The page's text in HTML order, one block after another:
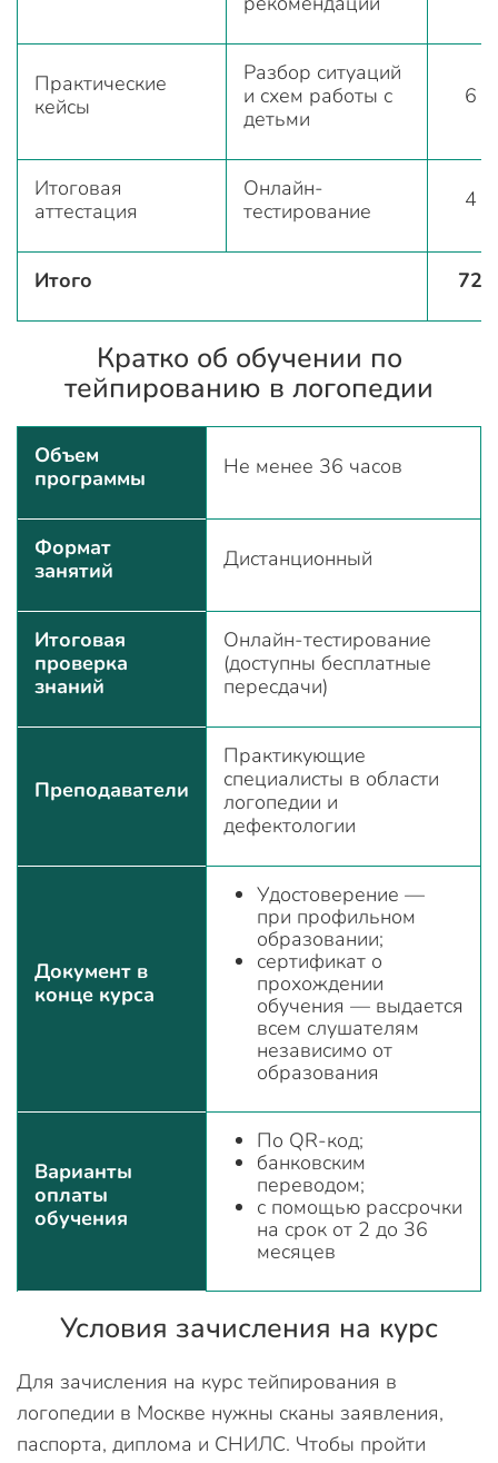
Практические
кейсы
Разбор ситуаций
и схем работы с
детьми
6
Итоговая
аттестация
Онлайн-
тестирование
4
Итого 72
Кратко об обучении по
тейпированию в логопедии
Объем
программы
Не менее 36 часов
Формат
занятий
Дистанционный
Итоговая
проверка
знаний
Онлайн-тестирование
(доступны бесплатные
пересдачи)
Преподаватели
Практикующие
специалисты в области
логопедии и
дефектологии
Документ в
конце курса
Удостоверение —
при профильном
образовании;
сертификат о
прохождении
обучения — выдается
всем слушателям
независимо от
образования
Варианты
оплаты
обучения
По QR-код;
банковским
переводом;
с помощью рассрочки
на срок от 2 до 36
месяцев
Условия зачисления на курс
Для зачисления на курс тейпирования в
логопедии в Москве нужны сканы заявления,
паспорта, диплома и СНИЛС. Чтобы пройти